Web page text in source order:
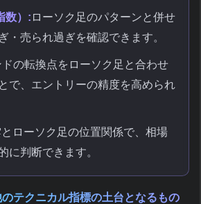
数）: ローソク足のパターンと併せ
・売られ過ぎを確認できます。
ドの転換点をローソク足と合わせ
で、エントリーの精度を高められ
とローソク足の位置関係で、相場
に判断できます。
テクニカル指標の土台となるもの